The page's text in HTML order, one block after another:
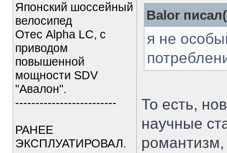
Японский шоссейный
велосипед
Отес Alpha LC, с
приводом
повышенной
мощности SDV
"Авалон".
-------------------------
РАНЕЕ
ЭКСПЛУАТИРОВАЛ.
Balor
я не
То есть,
научные
романтизм,